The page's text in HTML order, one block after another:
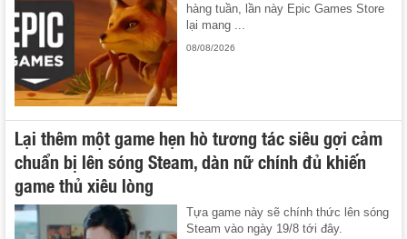
hàng tuần, lần này Epic Games Store
lại mang ...
08/08/2026
Lại thêm một game hẹn hò tương tác siêu gợi cảm
chuẩn bị lên sóng Steam, dàn nữ chính đủ khiến
game thủ xiêu lòng
Tựa game này sẽ chính thức lên sóng
Steam vào ngày 19/8 tới đây.